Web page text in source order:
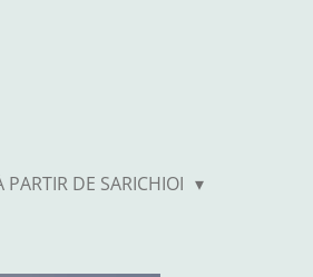
PARTIR DE SARICHIOI